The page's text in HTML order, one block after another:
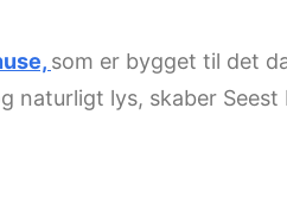
som er bygget til det
naturligt lys, skaber Seest